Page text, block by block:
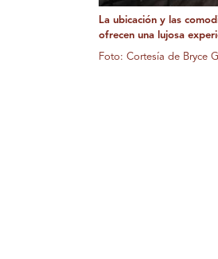
La ubicación y las
ofrecen una lujosa
Foto: Cortesía de Bryce